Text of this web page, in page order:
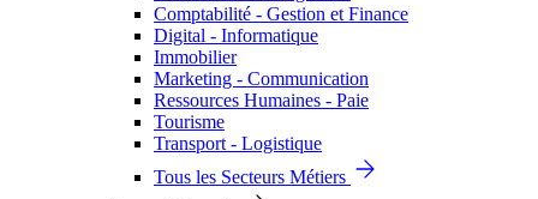
Comptabilité - Gestion et Finance
Digital - Informatique
Immobilier
Marketing - Communication
Ressources Humaines - Paie
Tourisme
Transport - Logistique
Tous les Secteurs Métiers